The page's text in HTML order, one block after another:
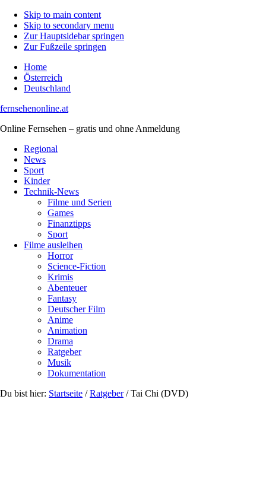
Skip to main content
Skip to secondary menu
Zur Hauptsidebar springen
Zur Fußzeile springen
Home
Österreich
Deutschland
fernsehenonline.at
Online Fernsehen – gratis und ohne Anmeldung
Regional
News
Sport
Kinder
Technik-News
Filme und Serien
Games
Finanztipps
Sport
Filme ausleihen
Horror
Science-Fiction
Krimis
Abenteuer
Fantasy
Deutscher Film
Anime
Animation
Drama
Ratgeber
Musik
Dokumentation
Du bist hier: Startseite / Ratgeber /Tai Chi (DVD)